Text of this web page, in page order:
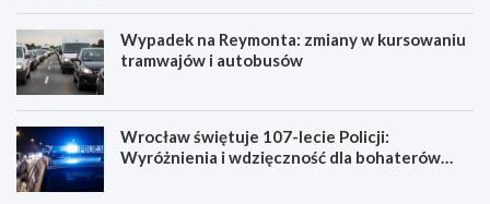
Wypadek na Reymonta: zmiany w kursowaniu
tramwajów i autobusów
Wrocław świętuje 107-lecie Policji:
Wyróżnienia i wdzięczność dla bohaterów